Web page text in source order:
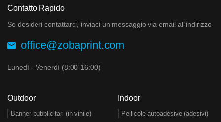
Contatto Rapido
Se desideri contattarci, inviaci un messaggio via email all'indirizzo
office@zobaprint.com
Lunedì - Venerdì (8:00-16:00)
Outdoor
Banner pubblicitari (in vinile)
Indoor
Pellicole autoadesive (adesivi)